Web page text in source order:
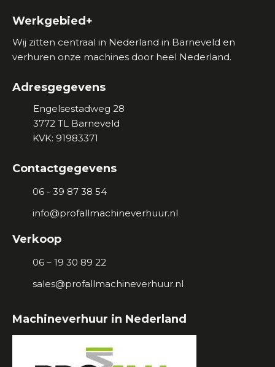
Werkgebied+
Wij zitten centraal in Nederland in Barneveld en
verhuren onze machines door heel Nederland.
Adresgegevens
Engelsestadweg 28
3772 TL Barneveld
KVK: 91983371
Contactgegevens
06 - 39 87 38 54
info@profallmachineverhuur.nl
Verkoop
06 – 19 30 89 22
sales@profallmachineverhuur.nl
Machineverhuur in Nederland